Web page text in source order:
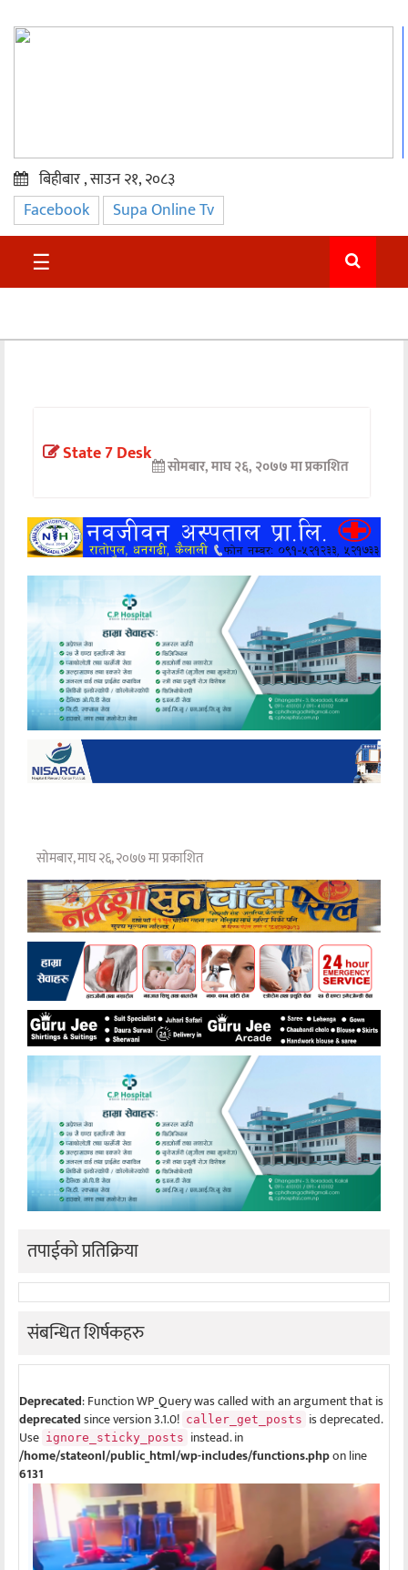
प्रमुख
समाचार
सुदुर
अन्तर्वार्ता
खेलकुद
मनोरञ्जन
अन्य
बिहीबार , साउन २१, २०८३
Facebook Supa Online Tv
☰
State 7 Desk सोमबार, माघ २६, २०७७ मा प्रकाशित
सोमबार, माघ २६, २०७७ मा प्रकाशित
तपाईको प्रतिक्रिया
संबन्धित शिर्षकहरु
Deprecated: Function WP_Query was called with an argument that is
deprecatedsince version 3.1.0! caller_get_posts is deprecated.
Use ignore_sticky_posts instead. in
/home/stateonl/public_html/wp-includes/functions.phpon line
6131